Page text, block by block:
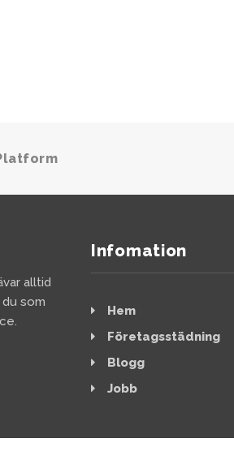
alltid
som
Infomation
Hem
Företagsstädning
Blogg
Jobb